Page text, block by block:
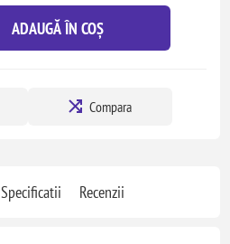
ADAUGĂ ÎN COȘ
Compara
Specificatii Recenzii